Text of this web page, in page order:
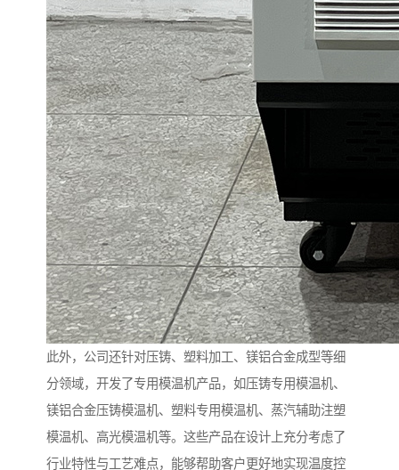
此外，公司还针对压铸、塑料加工、镁铝合金成型等细
分领域，开发了专用模温机产品，如压铸专用模温机、
镁铝合金压铸模温机、塑料专用模温机、蒸汽辅助注塑
模温机、高光模温机等。这些产品在设计上充分考虑了
行业特性与工艺难点，能够帮助客户更好地实现温度控